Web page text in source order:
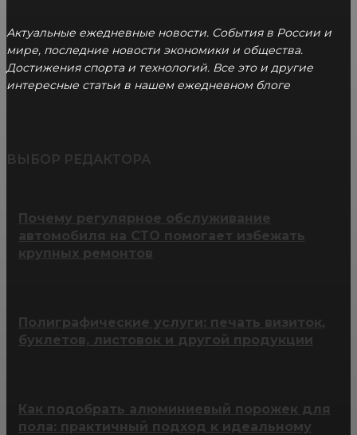
Актуальные ежедневные новости. События в России и
мире, последние новости экономики и общества.
Достижения спорта и технологий. Все это и другие
интересные статьи в нашем ежедневном блоге
ВЫБОР РЕДАКТОРА
Почему регулярное обслуживание
автомобиля на СТО помогает избежать
крупных ремонтов
Полиграфические услуги: печать визиток,
буклетов, листовок и другой продукции
Как подобрать алюминиевый порожек для
пола: практичный подход к идеальному